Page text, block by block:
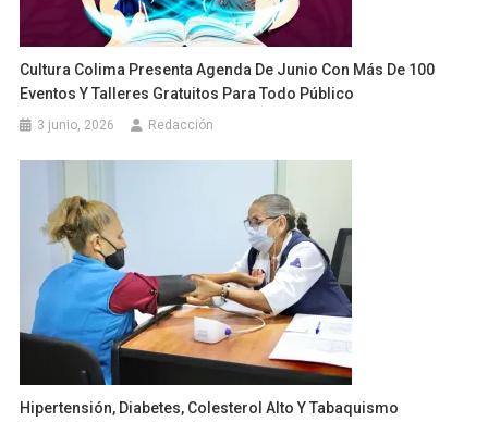
Cultura Colima Presenta Agenda De Junio Con Más De 100
Eventos Y Talleres Gratuitos Para Todo Público
3 junio, 2026 Redacción
Hipertensión, Diabetes, Colesterol Alto Y Tabaquismo